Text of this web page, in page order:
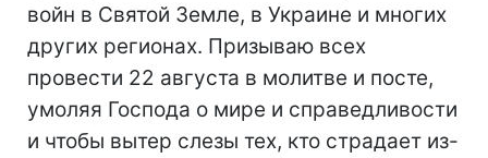
войн в Святой Земле, в Украине и многих
других регионах. Призываю всех
провести 22 августа в молитве и посте,
умоляя Господа о мире и справедливости
и чтобы вытер слезы тех, кто страдает из-